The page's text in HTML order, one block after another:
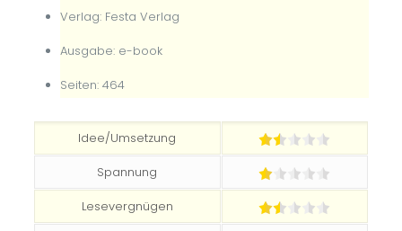
Verlag: Festa Verlag
Ausgabe: e-book
Seiten: 464
Idee/Umsetzung
Spannung
Lesevergnügen